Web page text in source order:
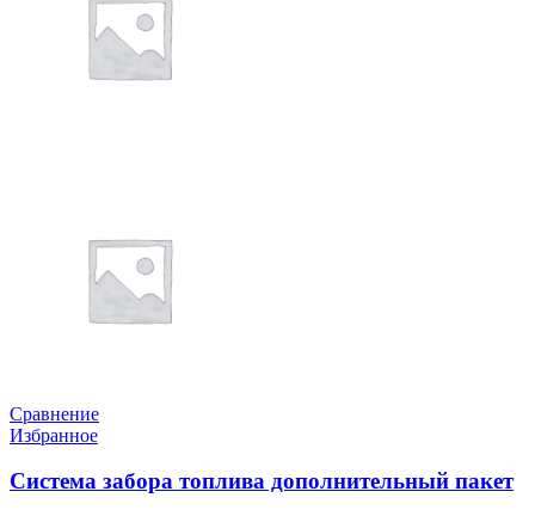
Сравнение
Избранное
Система забора топлива дополнительный пакет